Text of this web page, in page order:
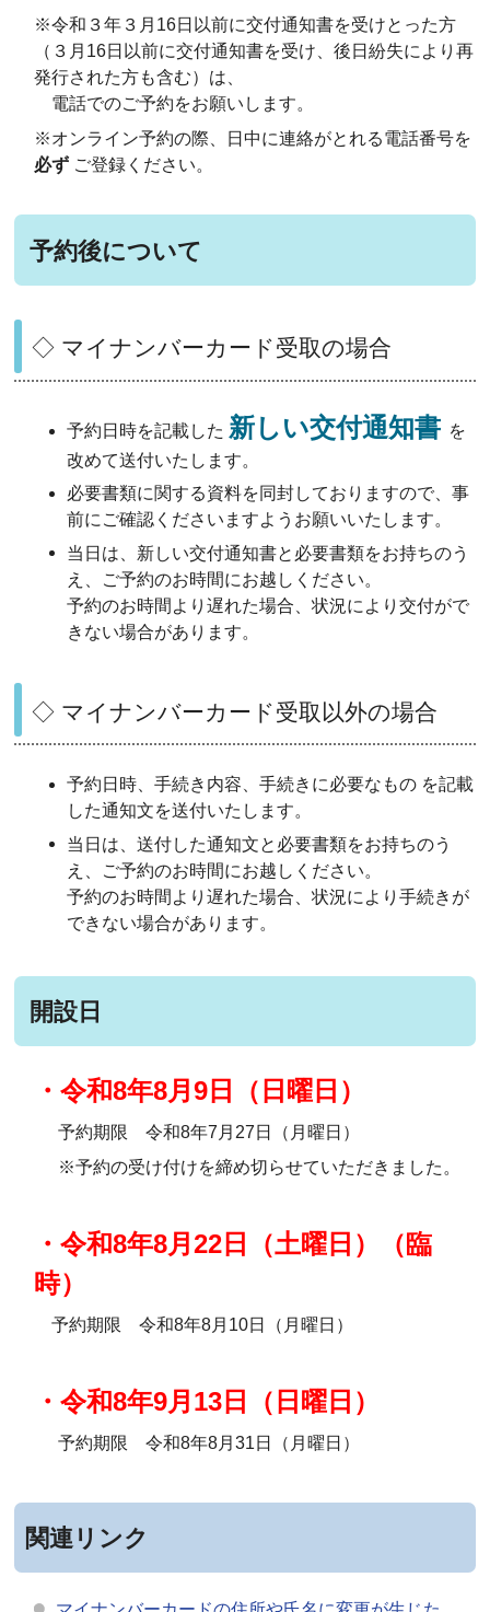
※令和３年３月16日以前に交付通知書を受けとった方
（３月16日以前に交付通知書を受け、後日紛失により再
発行された方も含む）は、
電話でのご予約をお願いします。
※オンライン予約の際、日中に連絡がとれる電話番号を
必ず ご登録ください。
予約後について
◇ マイナンバーカード受取の場合
予約日時を記載した 新しい交付通知書 を
改めて送付いたします。
必要書類に関する資料を同封しておりますので、事
前にご確認くださいますようお願いいたします。
当日は、新しい交付通知書と必要書類をお持ちのう
え、ご予約のお時間にお越しください。
予約のお時間より遅れた場合、状況により交付がで
きない場合があります。
◇ マイナンバーカード受取以外の場合
予約日時、手続き内容、手続きに必要なもの を記載
した通知文を送付いたします。
当日は、送付した通知文と必要書類をお持ちのう
え、ご予約のお時間にお越しください。
予約のお時間より遅れた場合、状況により手続きが
できない場合があります。
開設日
・令和8年8月9日（日曜日）
予約期限 令和8年7月27日（月曜日）
※予約の受け付けを締め切らせていただきました。
・令和8年8月22日（土曜日）（臨
時）
予約期限 令和8年8月10日（月曜日）
・令和8年9月13日（日曜日）
予約期限 令和8年8月31日（月曜日）
関連リンク